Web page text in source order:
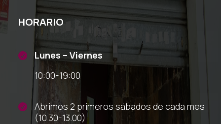
HORARIO

Lunes – Viernes
10:00-19:00

Abrimos 2 primeros sábados de cada mes
(10.30-13.00)